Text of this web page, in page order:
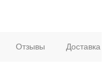
Отзывы Доставка